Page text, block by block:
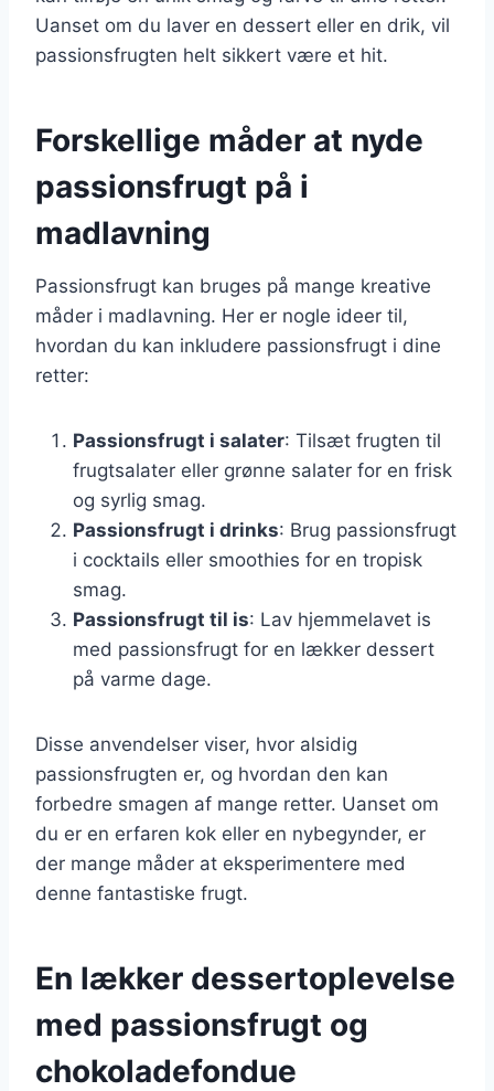
Uanset om du laver en dessert eller en drik, vil
passionsfrugten helt sikkert være et hit.
Forskellige måder at nyde
passionsfrugt på i
madlavning
Passionsfrugt kan bruges på mange kreative
måder i madlavning. Her er nogle ideer til,
hvordan du kan inkludere passionsfrugt i dine
retter:
Passionsfrugt i salater: Tilsæt frugten til
frugtsalater eller grønne salater for en frisk
og syrlig smag.
Passionsfrugt i drinks: Brug passionsfrugt
i cocktails eller smoothies for en tropisk
smag.
Passionsfrugt til is: Lav hjemmelavet is
med passionsfrugt for en lækker dessert
på varme dage.
Disse anvendelser viser, hvor alsidig
passionsfrugten er, og hvordan den kan
forbedre smagen af mange retter. Uanset om
du er en erfaren kok eller en nybegynder, er
der mange måder at eksperimentere med
denne fantastiske frugt.
En lækker dessertoplevelse
med passionsfrugt og
chokoladefondue